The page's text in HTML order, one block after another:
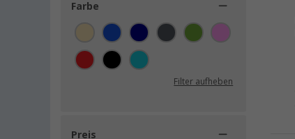
Farbe
Filter aufheben
Preis